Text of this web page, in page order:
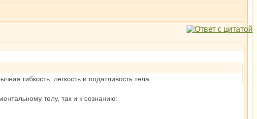
гибкость, легкость и податливость тела
телу, так и к сознанию: